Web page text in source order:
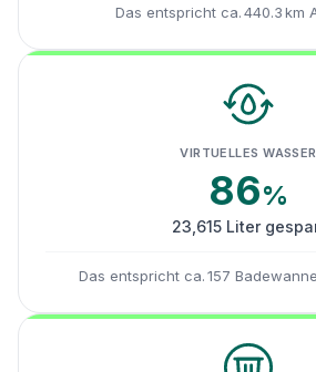
Das entspricht ca. 440.3 km
VIRTUELLES WASSER
86%
23,615 Liter
Das entspricht ca. 157